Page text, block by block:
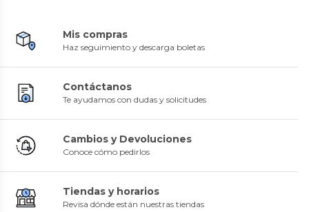
Mis compras
Haz seguimiento y descarga boletas
Contáctanos
Te ayudamos con dudas y solicitudes
Cambios y Devoluciones
Conoce cómo pedirlos
Tiendas y horarios
Revisa dónde están nuestras tiendas